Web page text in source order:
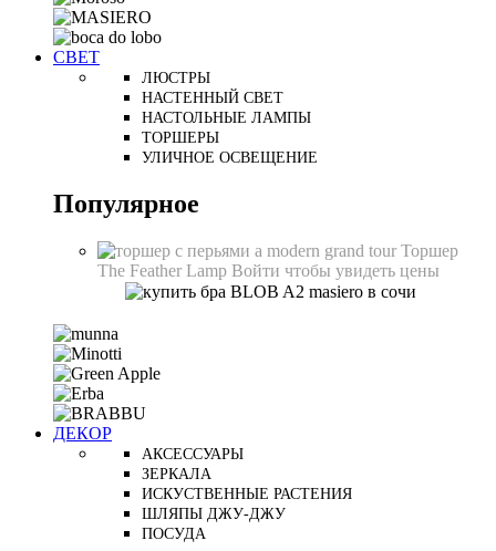
СВЕТ
ЛЮСТРЫ
НАСТЕННЫЙ СВЕТ
НАСТОЛЬНЫЕ ЛАМПЫ
ТОРШЕРЫ
УЛИЧНОЕ ОСВЕЩЕНИЕ
Популярное
Торшер
The Feather Lamp Войти чтобы увидеть цены
ДЕКОР
АКСЕССУАРЫ
ЗЕРКАЛА
ИСКУСТВЕННЫЕ РАСТЕНИЯ
ШЛЯПЫ ДЖУ-ДЖУ
ПОСУДА